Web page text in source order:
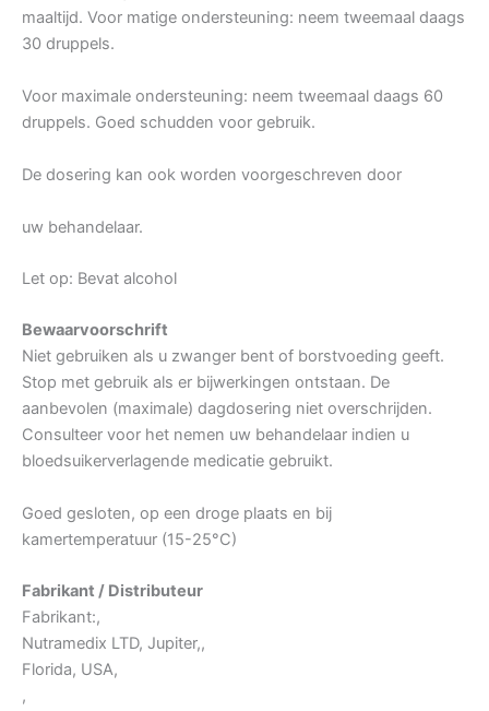
maaltijd. Voor matige ondersteuning: neem tweemaal daags
30 druppels.
Voor maximale ondersteuning: neem tweemaal daags 60
druppels. Goed schudden voor gebruik.
De dosering kan ook worden voorgeschreven door
uw behandelaar.
Let op: Bevat alcohol
Bewaarvoorschrift
Niet gebruiken als u zwanger bent of borstvoeding geeft.
Stop met gebruik als er bijwerkingen ontstaan. De
aanbevolen (maximale) dagdosering niet overschrijden.
Consulteer voor het nemen uw behandelaar indien u
bloedsuikerverlagende medicatie gebruikt.
Goed gesloten, op een droge plaats en bij
kamertemperatuur (15-25°C)
Fabrikant / Distributeur
Fabrikant:,
Nutramedix LTD, Jupiter,,
Florida, USA,
,